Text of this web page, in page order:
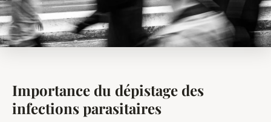
Importance du dépistage des
infections parasitaires